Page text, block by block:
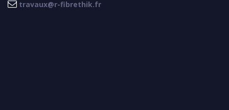
 travaux@r-fibrethik.fr